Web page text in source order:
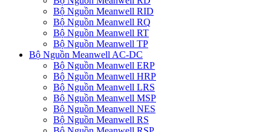
Bộ Nguồn Meanwell RID
Bộ Nguồn Meanwell RQ
Bộ Nguồn Meanwell RT
Bộ Nguồn Meanwell TP
Bộ Nguồn Meanwell AC-DC
Bộ Nguồn Meanwell ERP
Bộ Nguồn Meanwell HRP
Bộ Nguồn Meanwell LRS
Bộ Nguồn Meanwell MSP
Bộ Nguồn Meanwell NES
Bộ Nguồn Meanwell RS